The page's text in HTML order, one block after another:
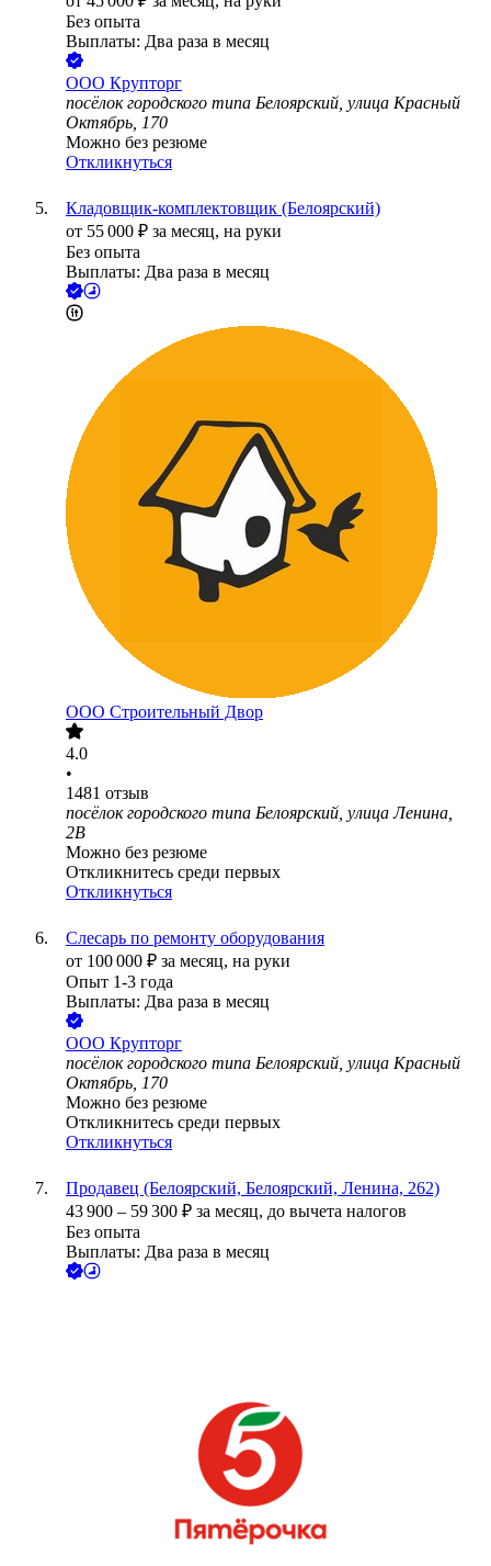
Без опыта
Выплаты: Два раза в месяц
ООО Крупторг
посёлок городского типа Белоярский, улица Красный
Октябрь, 170
Можно без резюме
Откликнуться
Кладовщик-комплектовщик (Белоярский)
от 55 000 ₽ за месяц, на руки
Без опыта
Выплаты: Два раза в месяц
ООО Строительный Двор
4.0
•
1481 отзыв
посёлок городского типа Белоярский, улица Ленина,
2В
Можно без резюме
Откликнитесь среди первых
Откликнуться
Слесарь по ремонту оборудования
от 100 000 ₽ за месяц, на руки
Опыт 1-3 года
Выплаты: Два раза в месяц
ООО Крупторг
посёлок городского типа Белоярский, улица Красный
Октябрь, 170
Можно без резюме
Откликнитесь среди первых
Откликнуться
Продавец (Белоярский, Белоярский, Ленина, 262)
43 900 – 59 300 ₽ за месяц, до вычета налогов
Без опыта
Выплаты: Два раза в месяц